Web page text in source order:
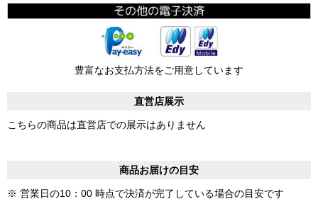
豊富なお支払方法をご用意しています
直営店展示
こちらの商品は直営店での展示はありません
商品お届けの目安
※ 営業日の10：00 時点で決済が完了している場合の目安です